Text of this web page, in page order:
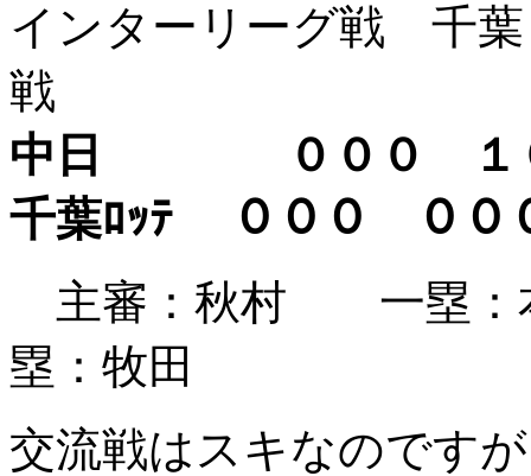
インターリーグ戦 千葉
戦
中日 ０００
千葉ﾛｯﾃ ０００ ００
主審：秋村 一塁
塁：牧田
交流戦はスキなのです